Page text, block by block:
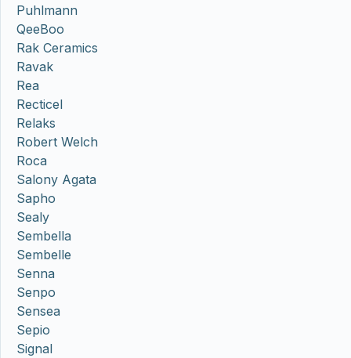
Puhlmann
QeeBoo
Rak Ceramics
Ravak
Rea
Recticel
Relaks
Robert Welch
Roca
Salony Agata
Sapho
Sealy
Sembella
Sembelle
Senna
Senpo
Sensea
Sepio
Signal